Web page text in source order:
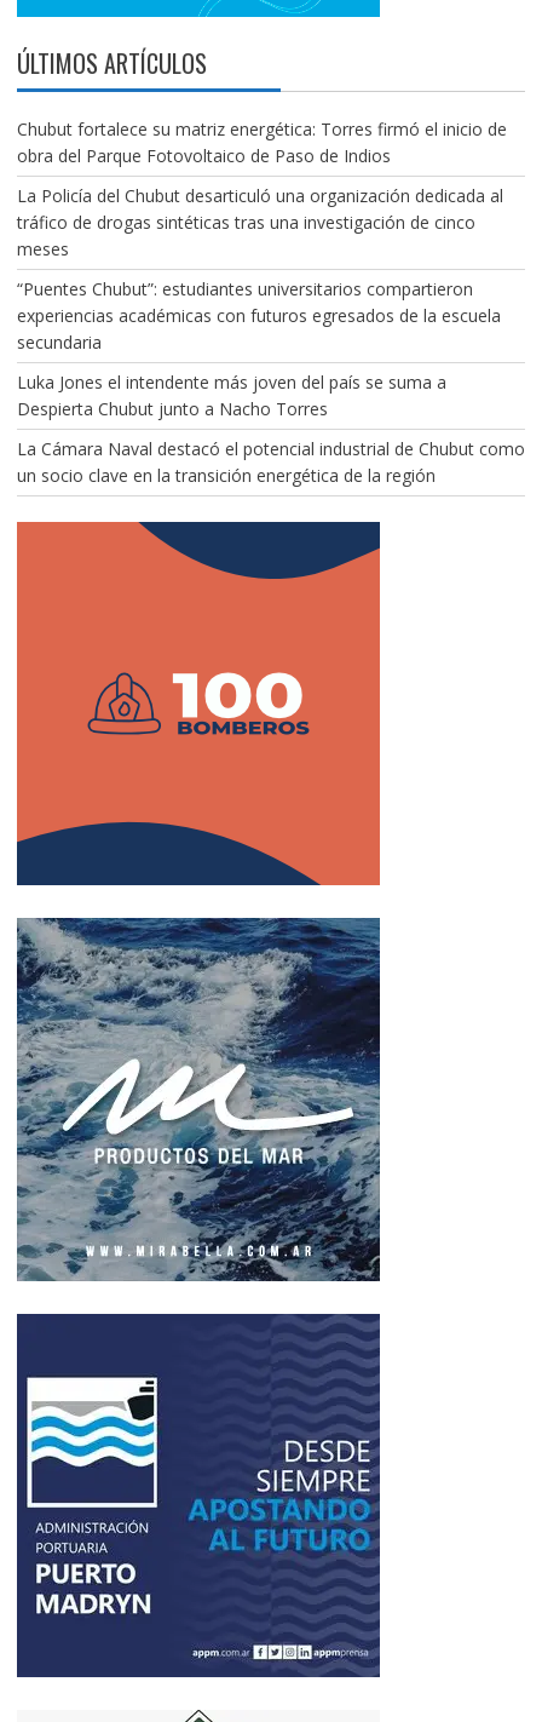
ÚLTIMOS ARTÍCULOS
Chubut fortalece su matriz energética: Torres firmó el inicio de
obra del Parque Fotovoltaico de Paso de Indios
La Policía del Chubut desarticuló una organización dedicada al
tráfico de drogas sintéticas tras una investigación de cinco
meses
“Puentes Chubut”: estudiantes universitarios compartieron
experiencias académicas con futuros egresados de la escuela
secundaria
Luka Jones el intendente más joven del país se suma a
Despierta Chubut junto a Nacho Torres
La Cámara Naval destacó el potencial industrial de Chubut como
un socio clave en la transición energética de la región